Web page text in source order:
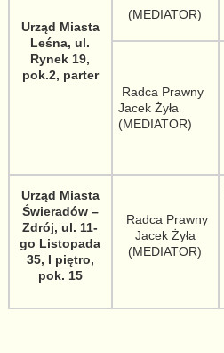
Urząd Miasta
Leśna, ul.
Rynek 19,
pok.2, parter
(MEDIATOR)
Radca Prawny
Jacek Żyła
(MEDIATOR)
Urząd Miasta
Świeradów –
Zdrój, ul. 11-
go Listopada
35, I piętro,
pok. 15
Radca Prawny
Jacek Żyła
(MEDIATOR)